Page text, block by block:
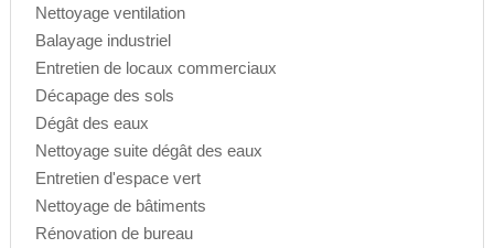
Nettoyage ventilation
Balayage industriel
Entretien de locaux commerciaux
Décapage des sols
Dégât des eaux
Nettoyage suite dégât des eaux
Entretien d'espace vert
Nettoyage de bâtiments
Rénovation de bureau